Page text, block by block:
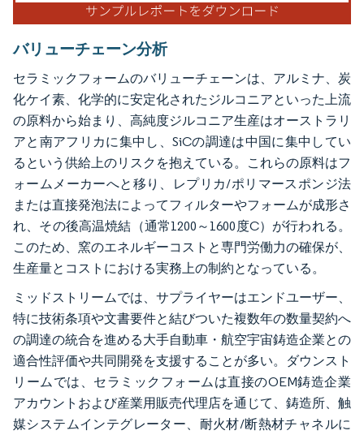
バリューチェーン分析
セラミックフォームのバリューチェーンは、アルミナ、炭
化ケイ素、化学的に安定化されたジルコニアといった上流
の原料から始まり、高純度ジルコニア生産はオーストラリ
アと南アフリカに集中し、SiCの調達は中国に集中してい
るという供給上のリスクを抱えている。これらの原料はフ
ォームメーカーへと移り、レプリカ/ポリマースポンジ法
または直接発泡法によってフィルターやフォームが成形さ
れ、その後高温焼結（通常1200～1600度C）が行われる。
このため、窯のエネルギーコストと専門労働力の確保が、
生産量とコストにおける実務上の制約となっている。
ミッドストリームでは、サプライヤーはエンドユーザー、
特に技術条項や文書要件と結びついた複数年の数量契約へ
の調達の統合を進める大手自動車・航空宇宙鋳造企業との
適合性評価や共同開発を支援することが多い。ダウンスト
リームでは、セラミックフォームは直接のOEM鋳造企業
アカウントおよび産業用販売代理店を通じて、鋳造所、触
媒システムインテグレーター、耐火材/断熱材チャネルに